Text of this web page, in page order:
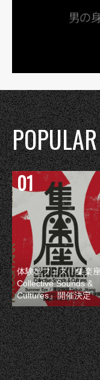
POPULAR
体験型フェス『集楽座
Collective Sounds &
Cultures』開催決定